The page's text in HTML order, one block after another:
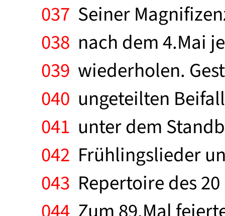
037 Seiner
038 nach dem 4.Mai
039 wiederholen.
040 ungeteilten
041 unter dem
042 Frühlingslieder
043 Repertoire des